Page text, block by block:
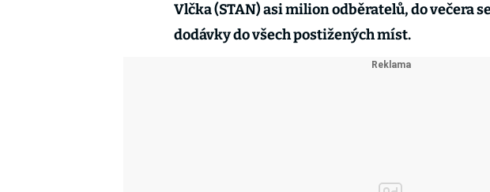
Vlčka (STAN) asi milion odběratelů, do večera
dodávky do všech postižených míst.